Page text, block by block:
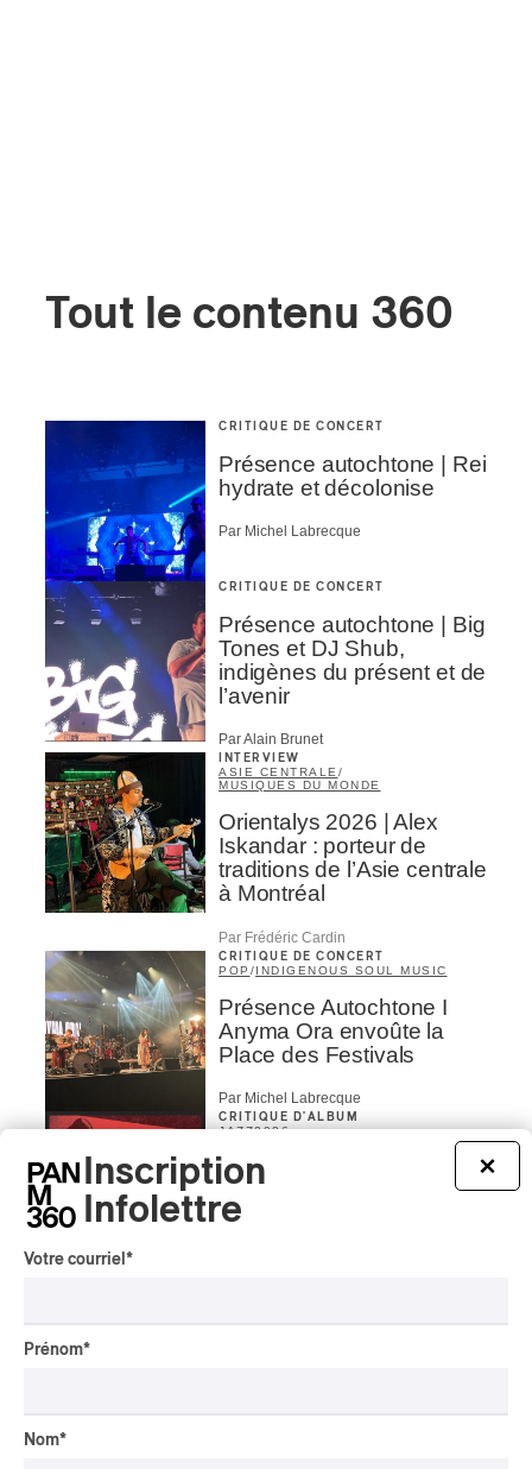
Tout le contenu 360
CRITIQUE DE CONCERT
Présence autochtone | Rei
hydrate et décolonise
Par Michel Labrecque
CRITIQUE DE CONCERT
Présence autochtone | Big
Tones et DJ Shub,
indigènes du présent et de
l’avenir
Par Alain Brunet
INTERVIEW
ASIE CENTRALE/
MUSIQUES DU MONDE
Orientalys 2026 | Alex
Iskandar : porteur de
traditions de l’Asie centrale
à Montréal
Par Frédéric Cardin
CRITIQUE DE CONCERT
POP /INDIGENOUS SOUL MUSIC
Présence Autochtone I
Anyma Ora envoûte la
Place des Festivals
Par Michel Labrecque
CRITIQUE D'ALBUM
JAZZ2026
Jacob Wutzke – Double
Down
Valérie Milot – Ravel
×
Inscription
Infolettre
Votre courriel *
Prénom*
Nom*